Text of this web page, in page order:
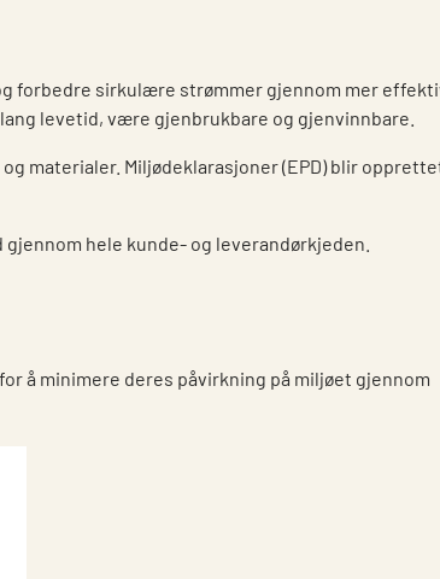
forbedre sirkulære strømmer gjennom mer
levetid, være gjenbrukbare og gjenvinnbare.
materialer. Miljødeklarasjoner (EPD) blir
hele kunde- og leverandørkjeden.
å minimere deres påvirkning på miljøet gjennom